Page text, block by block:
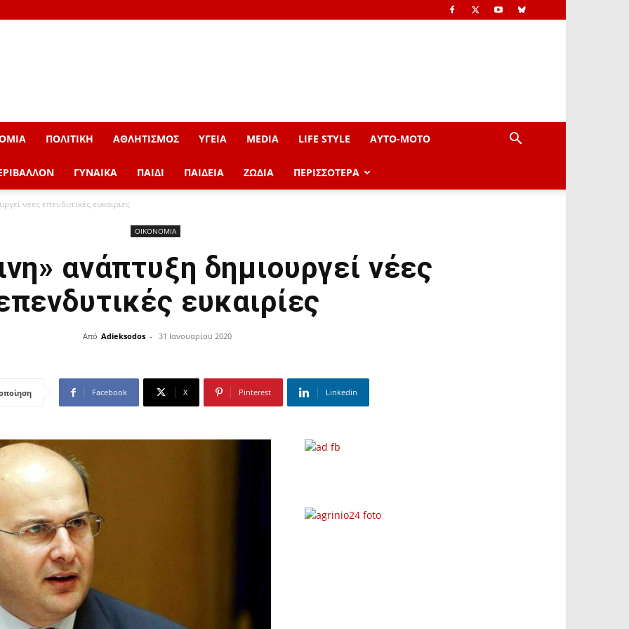
ΠΟΛΙΤΙΚΗ ΑΘΛΗΤΙΣΜΟΣ ΥΓΕΙΑ MEDIA LIFE STYLE AYTO-ΜOTO
ΓΥΝΑΙΚΑ ΠΑΙΔΙ ΠΑΙΔΕΙΑ ΖΩΔΙΑ ΠΕΡΙΣΣΟΤΕΡΑ
νέες επενδυτικές ευκαιρίες
ΟΙΚΟΝΟΜΙΑ
ανάπτυξη δημιουργεί νέες
ευκαιρίες
Από Adieksodos - 31 Ιανουαρίου 2020
Facebook X Pinterest Linkedin